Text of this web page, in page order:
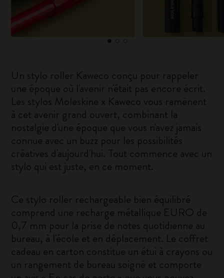
Un stylo roller Kaweco conçu pour rappeler
une époque où l'avenir n'était pas encore écrit.
Les stylos Moleskine x Kaweco vous ramènent
à cet avenir grand ouvert, combinant la
nostalgie d'une époque que vous n'avez jamais
connue avec un buzz pour les possibilités
créatives d'aujourd'hui. Tout commence avec un
stylo qui est juste, en ce moment.
Ce stylo roller rechargeable bien équilibré
comprend une recharge métallique EURO de
0,7 mm pour la prise de notes quotidienne au
bureau, à l'école et en déplacement. Le coffret
cadeau en carton constitue un étui à crayons ou
un rangement de bureau soigné et comporte